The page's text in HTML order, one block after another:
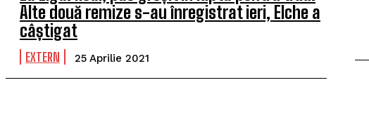
Alte două remize s-au înregistrat ieri, Elche a
câștigat
EXTERN 25 Aprilie 2021